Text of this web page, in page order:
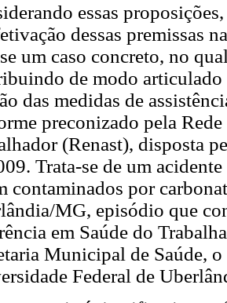
essas
dessas premissas
um caso concreto, no
de modo articulado
das medidas de
preconizado pela
(Renast), disposta
Trata-se de um
contaminados por
MG, episódio que
em Saúde do
Municipal de Saúde,
Federal de